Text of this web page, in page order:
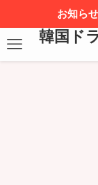
お知ら
韓国ド